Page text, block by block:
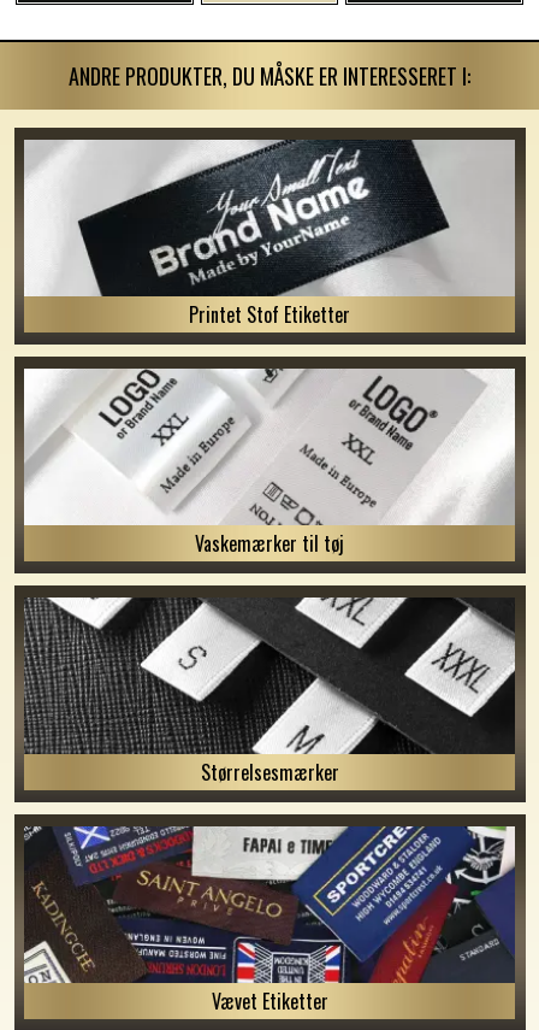
ANDRE PRODUKTER, DU MÅSKE ER INTERESSERET I:
Printet Stof Etiketter
Vaskemærker til tøj
Størrelsesmærker
Vævet Etiketter